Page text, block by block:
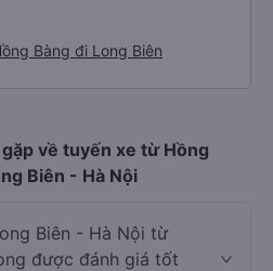
Bàng đi Long Biên
về tuyến xe từ Hồng
Biên - Hà Nội
Biên - Hà Nội từ
được đánh giá tốt